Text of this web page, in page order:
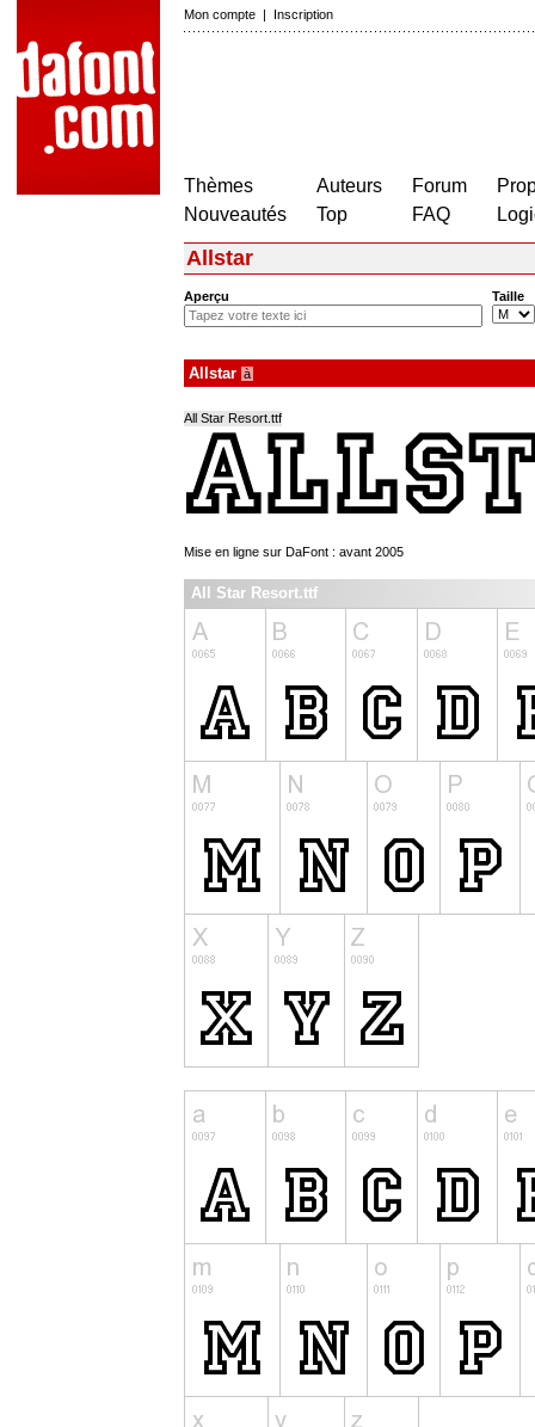
Mon compte | Inscription
Thèmes
Nouveautés
Auteurs
Top
Forum
FAQ
Allstar
Aperçu Taille
Allstar à
All Star Resort.ttf
Mise en ligne sur DaFont : avant 2005
All Star Resort.ttf